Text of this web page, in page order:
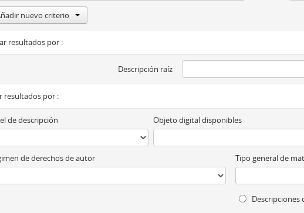
nuevo criterio
resultados por :
Descripción raíz
resultados por :
de descripción Objeto digital disponibles
de derechos de autor Tipo general de
Descripciones